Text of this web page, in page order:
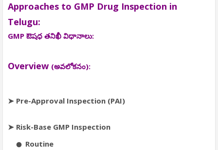
Approaches to GMP Drug Inspection in
Telugu:
GMP ఔషధ తనిఖీ విధానాలు:
Overview (అవలోకనం):
➤ Pre-Approval Inspection (PAI)
➤ Risk-Base GMP Inspection
Routine